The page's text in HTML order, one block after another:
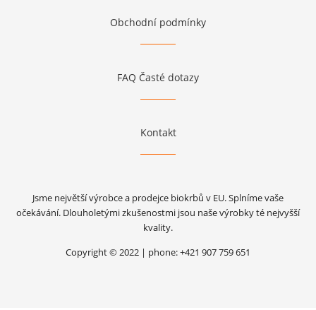
Obchodní podmínky
FAQ Časté dotazy
Kontakt
Jsme největší výrobce a prodejce biokrbů v EU. Splníme vaše
očekávání. Dlouholetými zkušenostmi jsou naše výrobky té nejvyšší
kvality.
Copyright © 2022 | phone: +421 907 759 651